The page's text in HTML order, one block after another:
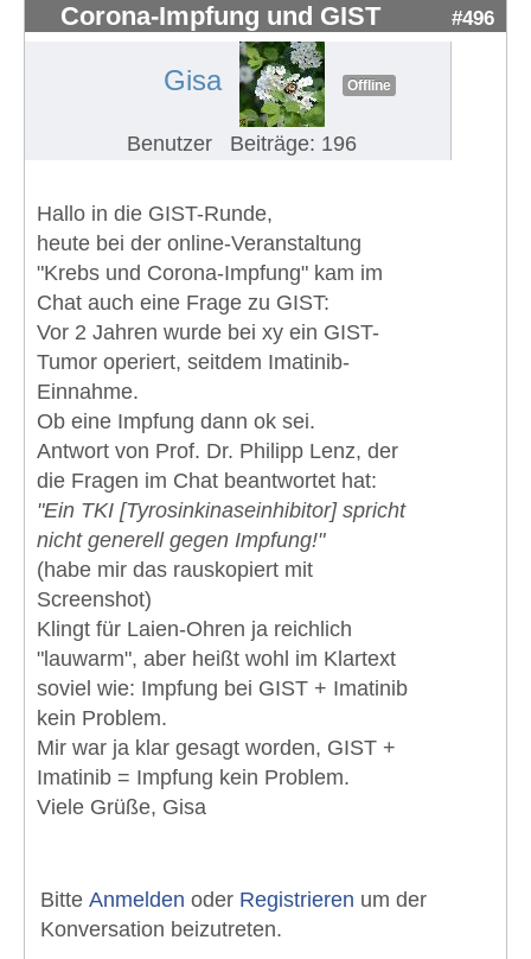
Corona-Impfung und GIST #496
Gisa Offline
Benutzer Beiträge: 196
Hallo in die GIST-Runde,
heute bei der online-Veranstaltung
"Krebs und Corona-Impfung" kam im
Chat auch eine Frage zu GIST:
Vor 2 Jahren wurde bei xy ein GIST-
Tumor operiert, seitdem Imatinib-
Einnahme.
Ob eine Impfung dann ok sei.
Antwort von Prof. Dr. Philipp Lenz, der
die Fragen im Chat beantwortet hat:
"Ein TKI [Tyrosinkinaseinhibitor] spricht
nicht generell gegen Impfung!"
(habe mir das rauskopiert mit
Screenshot)
Klingt für Laien-Ohren ja reichlich
"lauwarm", aber heißt wohl im Klartext
soviel wie: Impfung bei GIST + Imatinib
kein Problem.
Mir war ja klar gesagt worden, GIST +
Imatinib = Impfung kein Problem.
Viele Grüße, Gisa
Bitte Anmelden oder Registrieren um der
Konversation beizutreten.